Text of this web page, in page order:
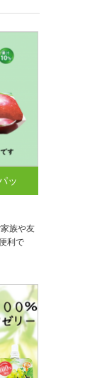
ッ
す
族や友
利で